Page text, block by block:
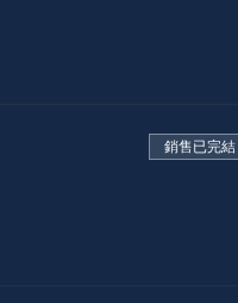
銷售已完結